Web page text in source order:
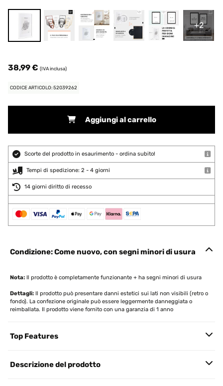
+2
38,99 € (IVA inclusa)
CODICE ARTICOLO: 52039262
Aggiungi al carrello
Scorte del prodotto in esaurimento - ordina subito!
Tempi di spedizione: 2 - 4 giorni
14 giorni diritto di recesso
Condizione: Come nuovo, con segni minori di usura
Nota: Il prodotto è completamente funzionante + ha segni minori di usura
Dettagli: Il prodotto può presentare danni estetici sui lati non visibili (retro o
fondo). La confezione originale può essere leggermente danneggiata o
reimballata. Il prodotto viene fornito con una garanzia di 1 anno
Top Features
Descrizione del prodotto